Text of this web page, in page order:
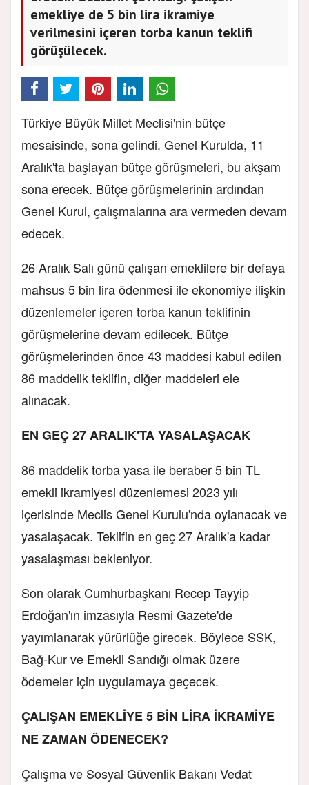
emekliye de 5 bin lira ikramiye
verilmesini içeren torba kanun teklifi
görüşülecek.
Türkiye Büyük Millet Meclisi'nin bütçe
mesaisinde, sona gelindi. Genel Kurulda, 11
Aralık'ta başlayan bütçe görüşmeleri, bu akşam
sona erecek. Bütçe görüşmelerinin ardından
Genel Kurul, çalışmalarına ara vermeden devam
edecek.
26 Aralık Salı günü çalışan emeklilere bir defaya
mahsus 5 bin lira ödenmesi ile ekonomiye ilişkin
düzenlemeler içeren torba kanun teklifinin
görüşmelerine devam edilecek. Bütçe
görüşmelerinden önce 43 maddesi kabul edilen
86 maddelik teklifin, diğer maddeleri ele
alınacak.
EN GEÇ 27 ARALIK'TA YASALAŞACAK
86 maddelik torba yasa ile beraber 5 bin TL
emekli ikramiyesi düzenlemesi 2023 yılı
içerisinde Meclis Genel Kurulu'nda oylanacak ve
yasalaşacak. Teklifin en geç 27 Aralık'a kadar
yasalaşması bekleniyor.
Son olarak Cumhurbaşkanı Recep Tayyip
Erdoğan'ın imzasıyla Resmi Gazete'de
yayımlanarak yürürlüğe girecek. Böylece SSK,
Bağ-Kur ve Emekli Sandığı olmak üzere
ödemeler için uygulamaya geçecek.
ÇALIŞAN EMEKLİYE 5 BİN LİRA İKRAMİYE
NE ZAMAN ÖDENECEK?
Çalışma ve Sosyal Güvenlik Bakanı Vedat